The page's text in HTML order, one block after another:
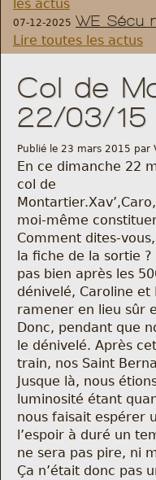
Règlement et statuts
Modalités d’inscriptions
Cartes découvertes
Comité Directeur
Frais kilométriques
Formation
Infos contact
Nous contacter
Nous trouver
Comment être informé
Programme
les actus
07-12-2025 WE Sécu
Lire toutes les actus
Col de
22/03/15
Publié le 23 mars 2015 par
En ce dimanche 22
col de
moi-même
Comment dites-
la fiche de la sortie ?
pas bien après les
dénivelé, Caroline et
ramener en lieu sûr
Donc, pendant que
le dénivelé. Après
train, nos Saint
Jusque là, nous
luminosité étant
nous faisait espérer
l’espoir à duré un
ne sera pas pire, ni
Ça n’était donc pas